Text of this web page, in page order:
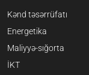
Kənd təsərrüfatı
Energetika
Maliyyə-sığorta
İKT